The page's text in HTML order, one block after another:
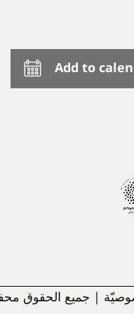
Add to
| جميع الحقوق